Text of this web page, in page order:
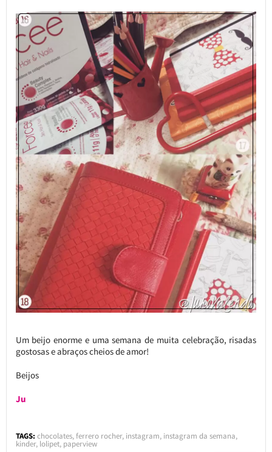
Um beijo enorme e uma semana de muita celebração, risadas
gostosas e abraços cheios de amor!
Beijos
Ju
TAGS: chocolates,ferrero rocher, instagram, instagram da semana,
kinder, lolipet, paperview